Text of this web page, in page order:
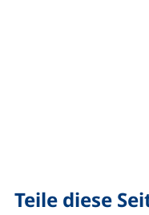
Teile diese